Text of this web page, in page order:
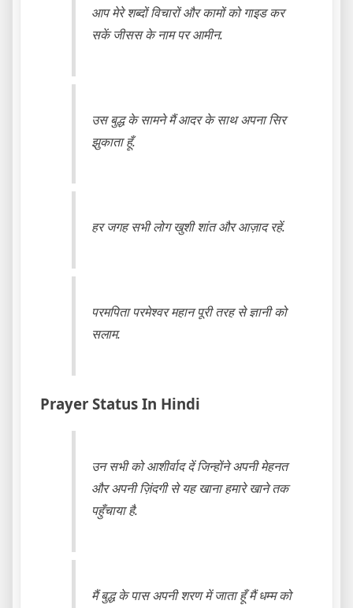
आप मेरे शब्दों विचारों और कामों को गाइड कर
सकें जीसस के नाम पर आमीन.
उस बुद्ध के सामने मैं आदर के साथ अपना सिर
झुकाता हूँ.
हर जगह सभी लोग खुशी शांत और आज़ाद रहें.
परमपिता परमेश्वर महान पूरी तरह से ज्ञानी को
सलाम.
Prayer Status In Hindi
उन सभी को आशीर्वाद दें जिन्होंने अपनी मेहनत
और अपनी ज़िंदगी से यह खाना हमारे खाने तक
पहुँचाया है.
मैं बुद्ध के पास अपनी शरण में जाता हूँ मैं धम्म को